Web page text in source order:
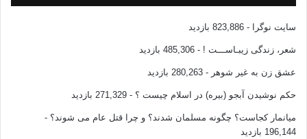
سایت نوگرا - 823,886 بازدید
شعر، زندگی زیبـاســـت ! - 485,306 بازدید
عشق زن به غیر شوهر - 280,263 بازدید
حکم نوشیدن آبجو (بیره) در اسلام چیست ؟ - 271,329 بازدید
میانمار کجاست؟ چگونه مسلمان شدند؟ و چرا قتل عام می شوند؟ -
196,144 بازدید